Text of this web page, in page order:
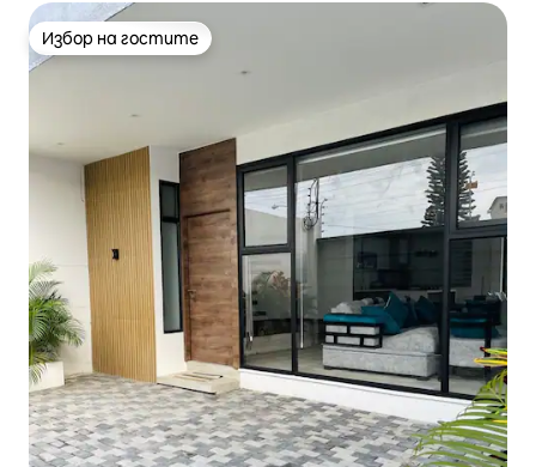
Избор на гостите
Избор на гостите